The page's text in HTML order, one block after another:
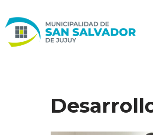
Ir
al